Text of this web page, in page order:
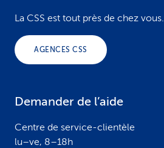
La CSS est tout près de chez vous.
AGENCES CSS
Demander de l’aide
Centre de service-clientèle
lu–ve, 8–18h